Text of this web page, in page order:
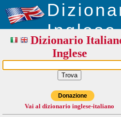
Inglese
Dizionario
Inglese
Donazione
Vai al dizionario inglese-italiano